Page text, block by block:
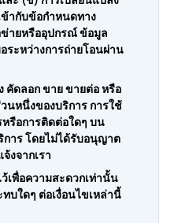
ข้ากับข้อกำหนดทาง
ข่ายหรืออุปกรณ์ ข้อมูล
ระหว่างการถ่ายโอนผ่าน
คัดลอก ขาย ขายต่อ หรือ
นหนึ่งของบริการ การใช้
หรือการติดต่อใดๆ บน
าร โดยไม่ได้รับอนุญาต
งจากเรา
เพื่อความสะดวกเท่านั้น
บใดๆ ต่อเงื่อนไขเหล่านี้